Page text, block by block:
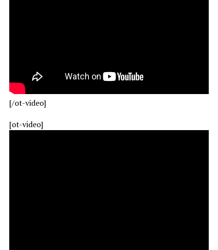
[/ot-video]
[ot-video]